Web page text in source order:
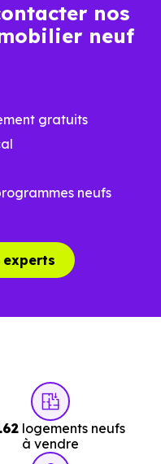
nos
neuf
gratuits
neufs
experts
logements neufs
à vendre